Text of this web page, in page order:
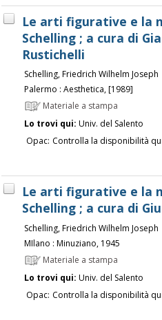
Le arti figurative e la
Schelling ; a cura di
Rustichelli
Schelling, Friedrich Wilhelm Joseph
Palermo : Aesthetica, [1989]
Materiale a stampa
Lo trovi qui: Univ. del Salento
Opac: Controlla la disponibilità
Le arti figurative e la
Schelling ; a cura di
Schelling, Friedrich Wilhelm Joseph
MIlano : Minuziano, 1945
Materiale a stampa
Lo trovi qui: Univ. del Salento
Opac: Controlla la disponibilità